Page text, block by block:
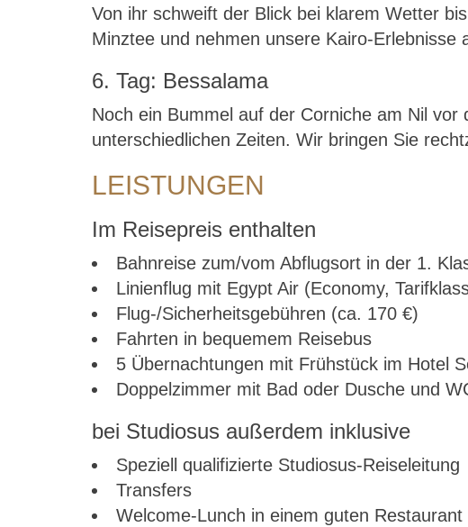
Von ihr schweift der Blick bei klarem Wetter
Minztee und nehmen unsere Kairo-Erlebnisse
6. Tag: Bessalama
Noch ein Bummel auf der Corniche am Nil
unterschiedlichen Zeiten. Wir bringen Sie
LEISTUNGEN
Im Reisepreis enthalten
Bahnreise zum/vom Abflugsort in der 1.
Linienflug mit Egypt Air (Economy,
Flug-/Sicherheitsgebühren (ca. 170 €)
Fahrten in bequemem Reisebus
5 Übernachtungen mit Frühstück im Hotel
Doppelzimmer mit Bad oder Dusche und
bei Studiosus außerdem inklusive
Speziell qualifizierte Studiosus-Reiseleitung
Transfers
Welcome-Lunch in einem guten